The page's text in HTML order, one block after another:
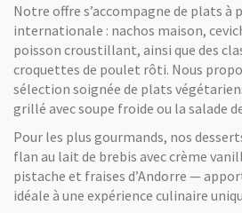
Notre offre s’accompagne de plats à
internationale : nachos maison,
poisson croustillant, ainsi que des
croquettes de poulet rôti. Nous
sélection soignée de plats
grillé avec soupe froide ou la salade
Pour les plus gourmands, nos
flan au lait de brebis avec crème
pistache et fraises d’Andorre —
idéale à une expérience culinaire